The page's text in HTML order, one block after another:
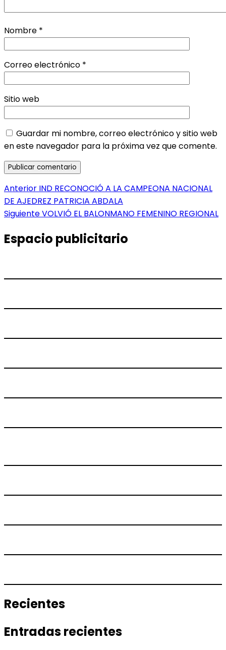
Nombre *
Correo electrónico *
Sitio web
Guardar mi nombre, correo electrónico y sitio web
en este navegador para la próxima vez que comente.
Navegación
de
Anterior Entrada
anterior:
IND RECONOCIÓ A LA CAMPEONA NACIONAL
DE AJEDREZ PATRICIA ABDALA
SiguienteEntrada
VOLVIÓ EL BALONMANO FEMENINO REGIONAL
Espacio publicitario
Recientes
Entradas recientes